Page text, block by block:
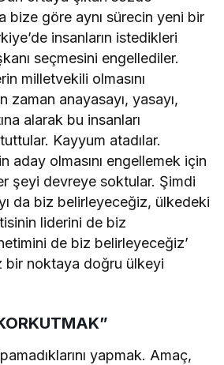
bize göre aynı sürecin yeni bir
insanların istedikleri
seçmesini engellediler.
milletvekili olmasını
zaman anayasayı, yasayı,
alarak bu insanları
Kayyum atadılar.
aday olmasını engellemek için
şeyi devreye soktular. Şimdi
da biz belirleyeceğiz, ülkedeki
liderini de biz
de biz belirleyeceğiz’
bir noktaya doğru ülkeyi
yapmak. Amaç,